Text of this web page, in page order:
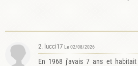
2. lucci17 Le 02/08/2026
En 1968 j'avais 7 ans et habitait